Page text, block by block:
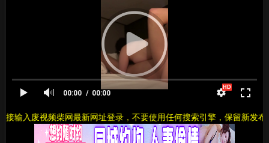
00:00 00:00
输入废视频柴网最新网址登录，不要使用任何搜索引擎，保留新发